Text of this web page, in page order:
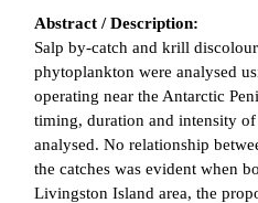
Abstract / Description:
Salp by-catch and krill
phytoplankton were analysed
operating near the Antarctic
timing, duration and intensity
analysed. No relationship
the catches was evident when
Livingston Island area, the